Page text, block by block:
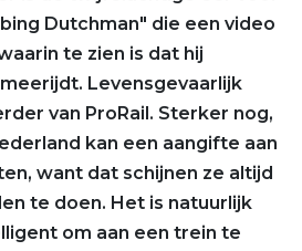
Dutchman" die een video
te zien is dat hij
Levensgevaarlijk
van ProRail. Sterker nog,
kan een aangifte aan
want dat schijnen ze altijd
te doen. Het is natuurlijk
om aan een trein te